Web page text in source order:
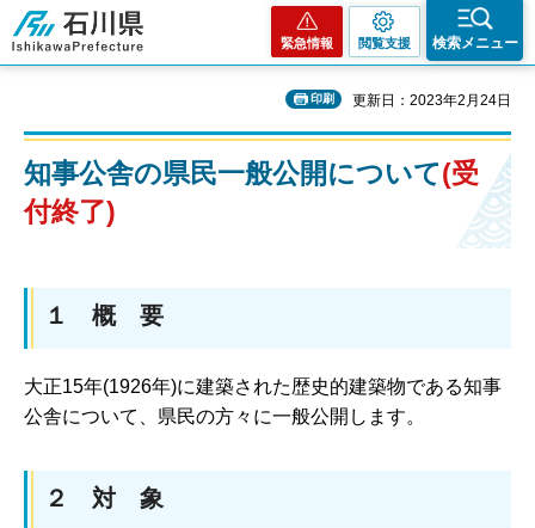
石川県
緊急情報 閲覧支援 検索メニュー
印刷 更新日：2023年2月24日
知事公舎の県民一般公開について(受
付終了)
１ 概 要
大正15年(1926年)に建築された歴史的建築物である知事
公舎について、県民の方々に一般公開します。
２ 対 象